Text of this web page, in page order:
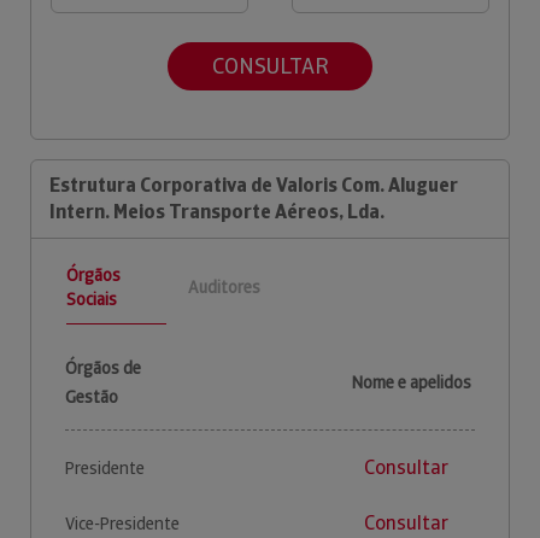
CONSULTAR
Estrutura Corporativa de Valoris Com. Aluguer
Intern. Meios Transporte Aéreos, Lda.
Órgãos
Sociais
Auditores
Órgãos de
Gestão
Nome e apelidos
Presidente Consultar
Vice-Presidente Consultar